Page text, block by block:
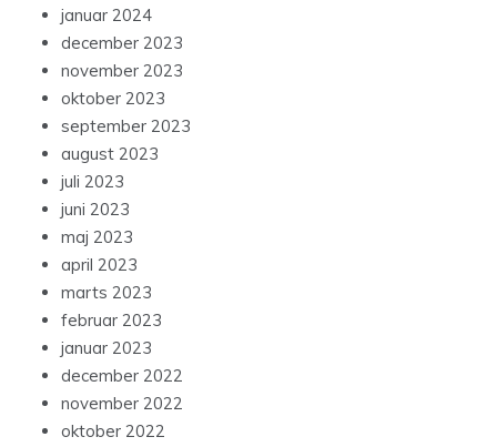
januar 2024
december 2023
november 2023
oktober 2023
september 2023
august 2023
juli 2023
juni 2023
maj 2023
april 2023
marts 2023
februar 2023
januar 2023
december 2022
november 2022
oktober 2022